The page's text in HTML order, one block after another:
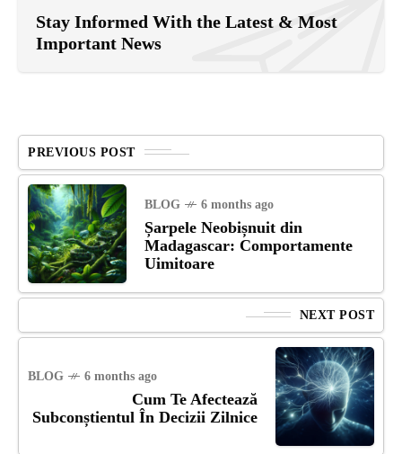
Stay Informed With the Latest & Most
Important News
PREVIOUS POST
BLOG 6 months ago
Șarpele Neobișnuit din
Madagascar: Comportamente
Uimitoare
NEXT POST
BLOG 6 months ago
Cum Te Afectează
Subconștientul În Decizii Zilnice